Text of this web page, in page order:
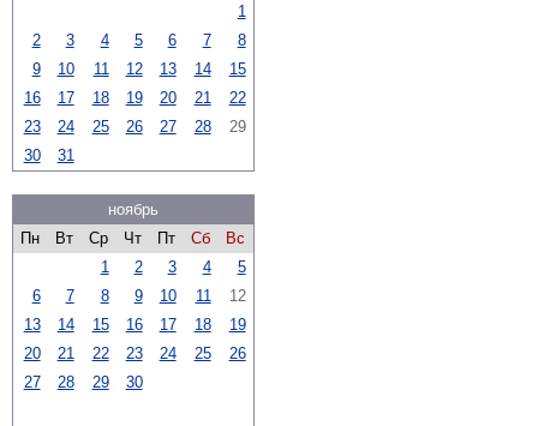
1
2
3 4 5 6 7
8
9
10 11 12 13 14
15
16
17 18 19 20 21
22
23
24 25 26 27 28
29
30
31
ноябрь
Пн
Вт Ср Чт Пт Сб
Вс
1
2 3 4
5
6
7 8 9 10 11
12
13
14 15 16 17 18
19
20
21 22 23 24 25
26
27
28 29 30